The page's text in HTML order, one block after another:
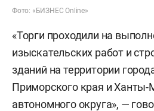
Фото: «БИЗНЕС Online»
«Торги проходили на
изыскательских работ и
зданий на территории
Приморского края и Ханты-
автономного округа», —